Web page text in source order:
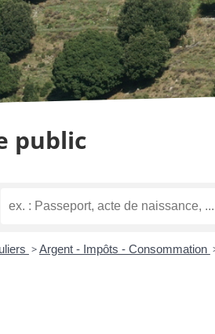
public
>Argent - Impôts - Consommation